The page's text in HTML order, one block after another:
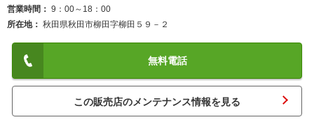
営業時間
9：00～18：00
所在地
秋田県秋田市柳田字柳田５９－２
無料電話
この販売店のメンテナンス情報を見る